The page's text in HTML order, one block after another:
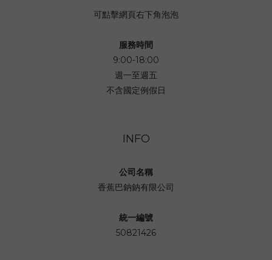
可點擊網頁右下角泡泡
服務時間
9:00-18:00
週一至週五
不含國定例假日
INFO
公司名稱
香蕉巴鈉鈉有限公司
統一編號
50821426